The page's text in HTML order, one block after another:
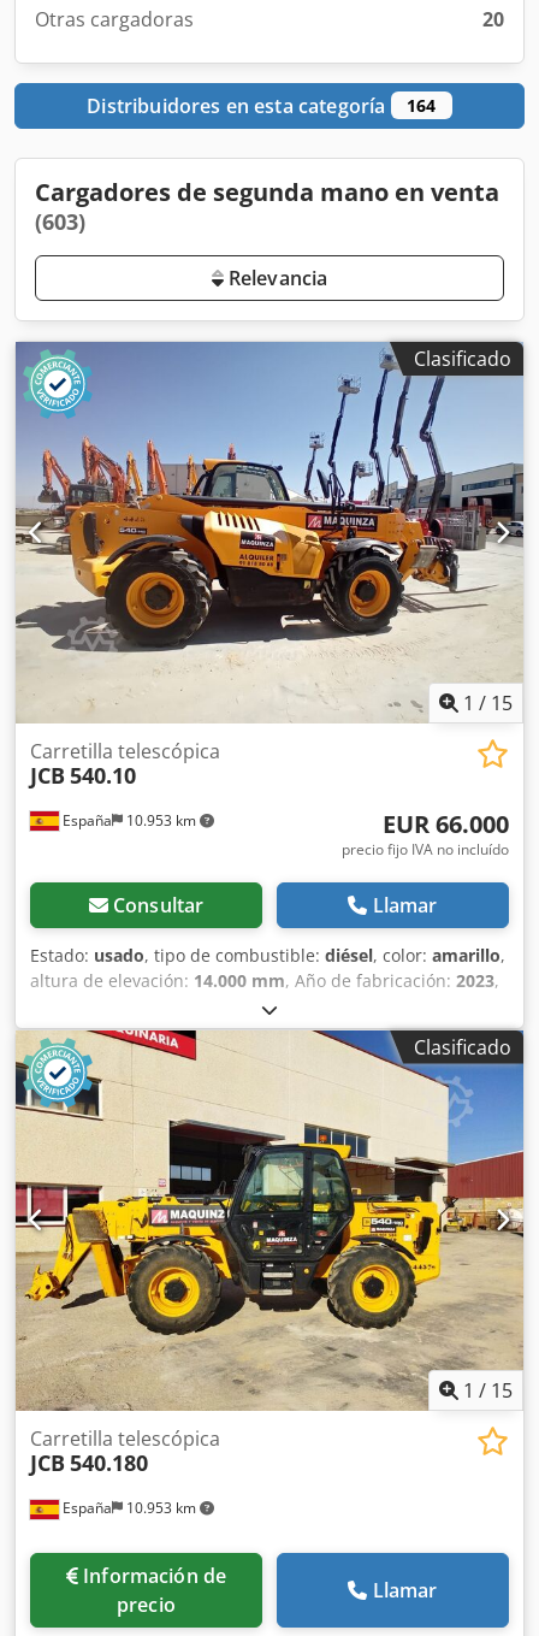
Otras cargadoras
20
Distribuidores en esta categoría 164
Cargadores de segunda mano en venta
(603)
Relevancia
Clasificado
1 / 15
España 10.953 km
Carretilla telescópica
JCB 540.10
EUR 66.000
precio fijo IVA no incluído
Consultar Llamar
Estado: usado, tipo de combustible: diésel, color: amarillo,
altura de elevación: 14.000 mm, Año de fabricación: 2023,
3.370 h
Capacidad de carga: 4.000 kg PBV: 15.520 kg Dimensiones
(lxanxal): 623 x 232 x 260 cm Ubicación: Casarrubios del
monte (Toledo) Este manipulador telescópico JCB 540.140
se encuentra en perfecto estado de funcionamiento y
operatividad, para que puedas contar con equipo para tu
proyecto de forma inmediata. Tipología: Manipulador fijo
Dodpfx Apjztdmloyekr Capacidad de depósito: 146 l CE
Clasificado
1 / 15
España 10.953 km
Carretilla telescópica
JCB 540.180
Información de
precio
Llamar